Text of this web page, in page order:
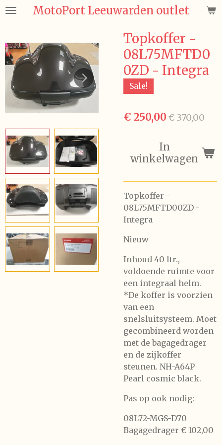
Ga
de
hoofdinhoud
MotoPort Leeuwarden outlet
Topkoffer -
08L75MFTD0
0ZD - Integra
Sale!
€ 250,00€ 370,00
In
winkelwagen
Topkoffer -
08L75MFTD00ZD -
Integra
Nieuw
Inhoud 40 ltr.,
voldoende ruimte voor
een integraal helm.
*De koffer is voorzien
van een
snelsluitsysteem. Moet
gecombineerd worden
met de bagagedrager
en de zijkoffer
steunen. NH-A64P
Pearl cosmic black.
Pas op ook nodig:
08L72-MGS-D70
Bagagedrager € 102,00